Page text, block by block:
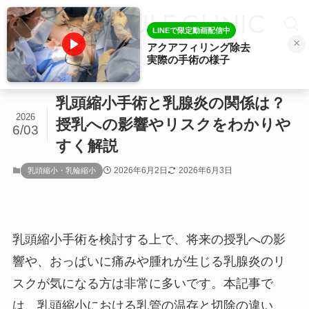
ホーム 乳頭縮小・乳輪縮小
乳頭縮小手術と乳腺炎の関係は？
授乳への影響やリスクをわかりや
すく解説
2026
6/03
乳頭縮小・乳輪縮小 2026年6月2日 2026年6月3日
乳頭縮小手術を検討する上で、将来の授乳への影
響や、おっぱいに痛みや腫れが生じる乳腺炎のリ
スクが気になる方は非常に多いです。本記事で
は、乳頭縮小における乳管の温存と切除の違い、
×
LINEで限定動画配信中
アクアフィリング除去
実際の手術の様子